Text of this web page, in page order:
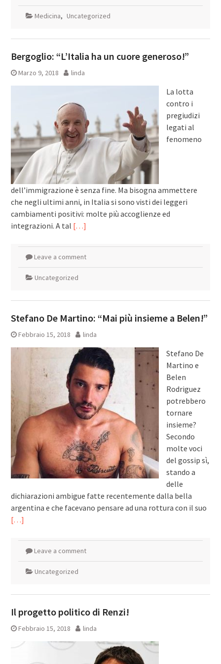
Medicina, Uncategorized
Bergoglio: “L’Italia ha un cuore generoso!”
Marzo 9, 2018 linda
La lotta
contro i
pregiudizi
legati al
fenomeno
dell’immigrazione è senza fine. Ma bisogna ammettere
che negli ultimi anni, in Italia si sono visti dei leggeri
cambiamenti positivi: molte più accoglienze ed
integrazioni. A tal […]
Leave a comment
Uncategorized
Stefano De Martino: “Mai più insieme a Belen!”
Febbraio 15, 2018 linda
Stefano De
Martino e
Belen
Rodriguez
potrebbero
tornare
insieme?
Secondo
molte voci
del gossip sì,
stando a
delle
dichiarazioni ambigue fatte recentemente dalla bella
argentina e che facevano pensare ad una rottura con il suo
[…]
Leave a comment
Uncategorized
Il progetto politico di Renzi!
Febbraio 15, 2018 linda